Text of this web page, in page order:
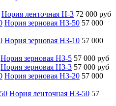
Нория ленточная Н-3 72 000 руб
Нория зерновая НЗ-50 57 000
Нория зерновая НЗ-10 57 000
Нория зерновая НЗ-5 57 000 руб
Нория зерновая НЗ-3 57 000 руб
Нория зерновая НЗ-20 57 000
Нория ленточная НЗ-50 57